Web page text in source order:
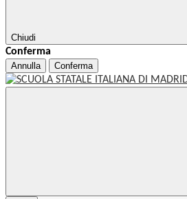
Chiudi
Conferma
Annulla Conferma